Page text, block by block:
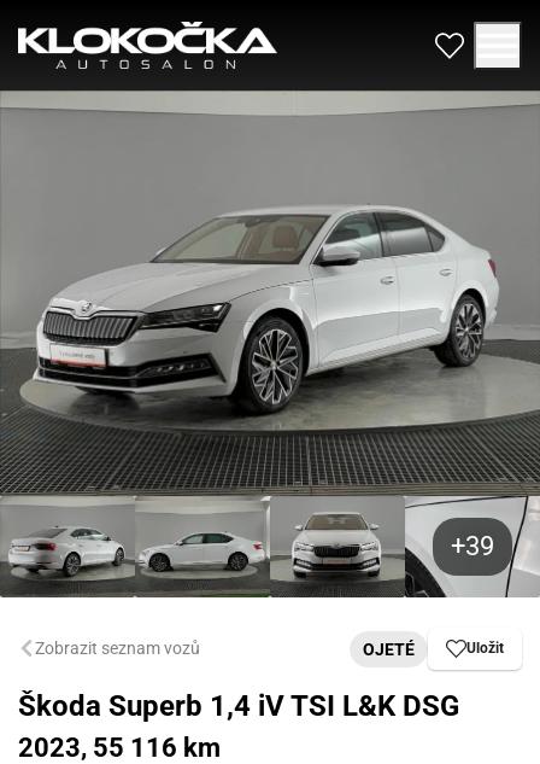
Zobrazit seznam vozů OJETÉ Uložit
Škoda Superb 1,4 iV TSI L&K DSG
2023, 55 116 km